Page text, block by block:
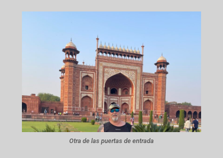
Otra de las puertas de entrada